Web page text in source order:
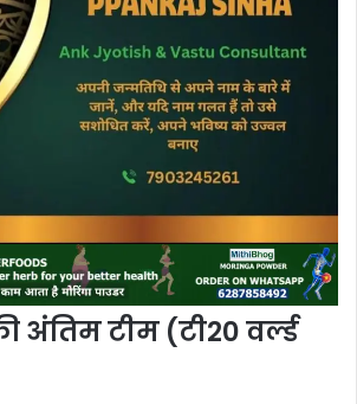
अंतिम टीम (टी20 वर्ल्ड